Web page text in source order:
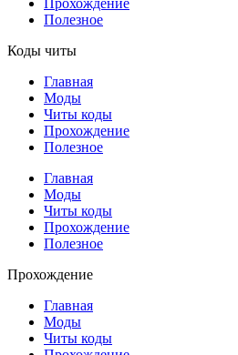
Полезное
Коды читы
Главная
Моды
Читы коды
Прохождение
Полезное
Главная
Моды
Читы коды
Прохождение
Полезное
Прохождение
Главная
Моды
Читы коды